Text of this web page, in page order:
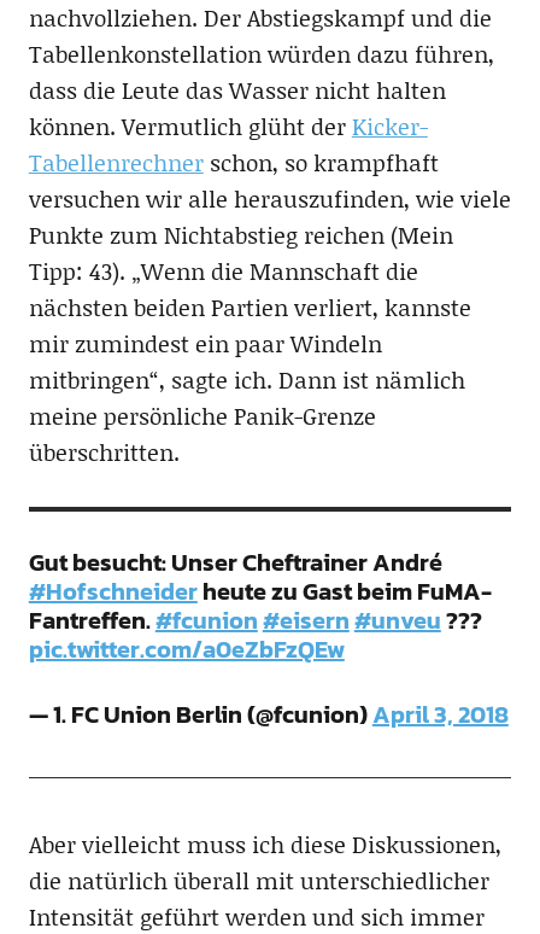
nachvollziehen. Der Abstiegskampf und die
Tabellenkonstellation würden dazu führen,
dass die Leute das Wasser nicht halten
können. Vermutlich glüht derKicker-
Tabellenrechnerschon, so krampfhaft
versuchen wir alle herauszufinden, wie viele
Punkte zum Nichtabstieg reichen (Mein
Tipp: 43). „Wenn die Mannschaft die
nächsten beiden Partien verliert, kannste
mir zumindest ein paar Windeln
mitbringen“, sagte ich. Dann ist nämlich
meine persönliche Panik-Grenze
überschritten.
Gut besucht: Unser Cheftrainer André
#Hofschneiderheute zu Gast beim FuMA-
Fantreffen.#fcunion#eisern#unveu???
pic.twitter.com/a0eZbFzQEw
— 1. FC Union Berlin (@fcunion)April 3, 2018
Aber vielleicht muss ich diese Diskussionen,
die natürlich überall mit unterschiedlicher
Intensität geführt werden und sich immer